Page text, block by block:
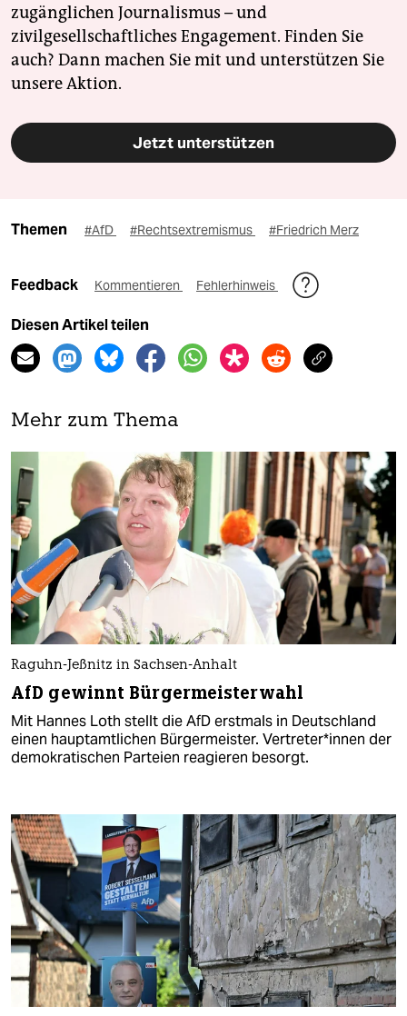
zugänglichen Journalismus – und
zivilgesellschaftliches Engagement. Finden Sie
auch? Dann machen Sie mit und unterstützen Sie
unsere Aktion.
Jetzt unterstützen
Themen #AfD #Rechtsextremismus #Friedrich Merz
Feedback Kommentieren Fehlerhinweis
Diesen Artikel teilen
Mehr zum Thema
Raguhn-Jeßnitz in Sachsen-Anhalt
AfD gewinnt Bürgermeisterwahl
Mit Hannes Loth stellt die AfD erstmals in Deutschland
einen hauptamtlichen Bürgermeister. Ver­tre­te­r*in­nen der
demokratischen Parteien reagieren besorgt.